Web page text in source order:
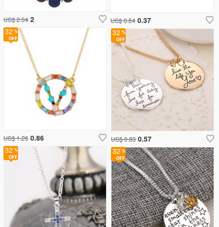
US$ 2.94 2
32
US$ 1.26 0.86
US$ 0.54 0.37
32
US$ 0.83 0.57
32
32